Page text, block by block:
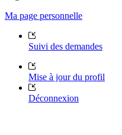
Ma page personnelle
Suivi des demandes
Mise à jour du profil
Déconnexion